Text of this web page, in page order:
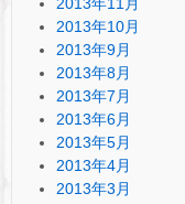
2013年10月
2013年9月
2013年8月
2013年7月
2013年6月
2013年5月
2013年4月
2013年3月